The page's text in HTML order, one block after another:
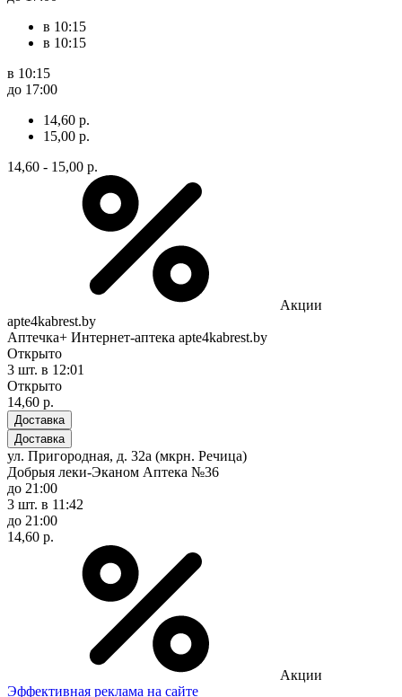
в 10:15
в 10:15
в 10:15
до 17:00
14,60 р.
15,00 р.
14,60 - 15,00 р.
Акции
apte4kabrest.by
Аптечка+ Интернет-аптека apte4kabrest.by
Открыто
3 шт. в 12:01
Открыто
14,60 р.
Доставка
Доставка
ул. Пригородная, д. 32а (мкрн. Речица)
Добрыя леки-Эканом Аптека №36
до 21:00
3 шт. в 11:42
до 21:00
14,60 р.
Акции
Эффективная реклама на сайте